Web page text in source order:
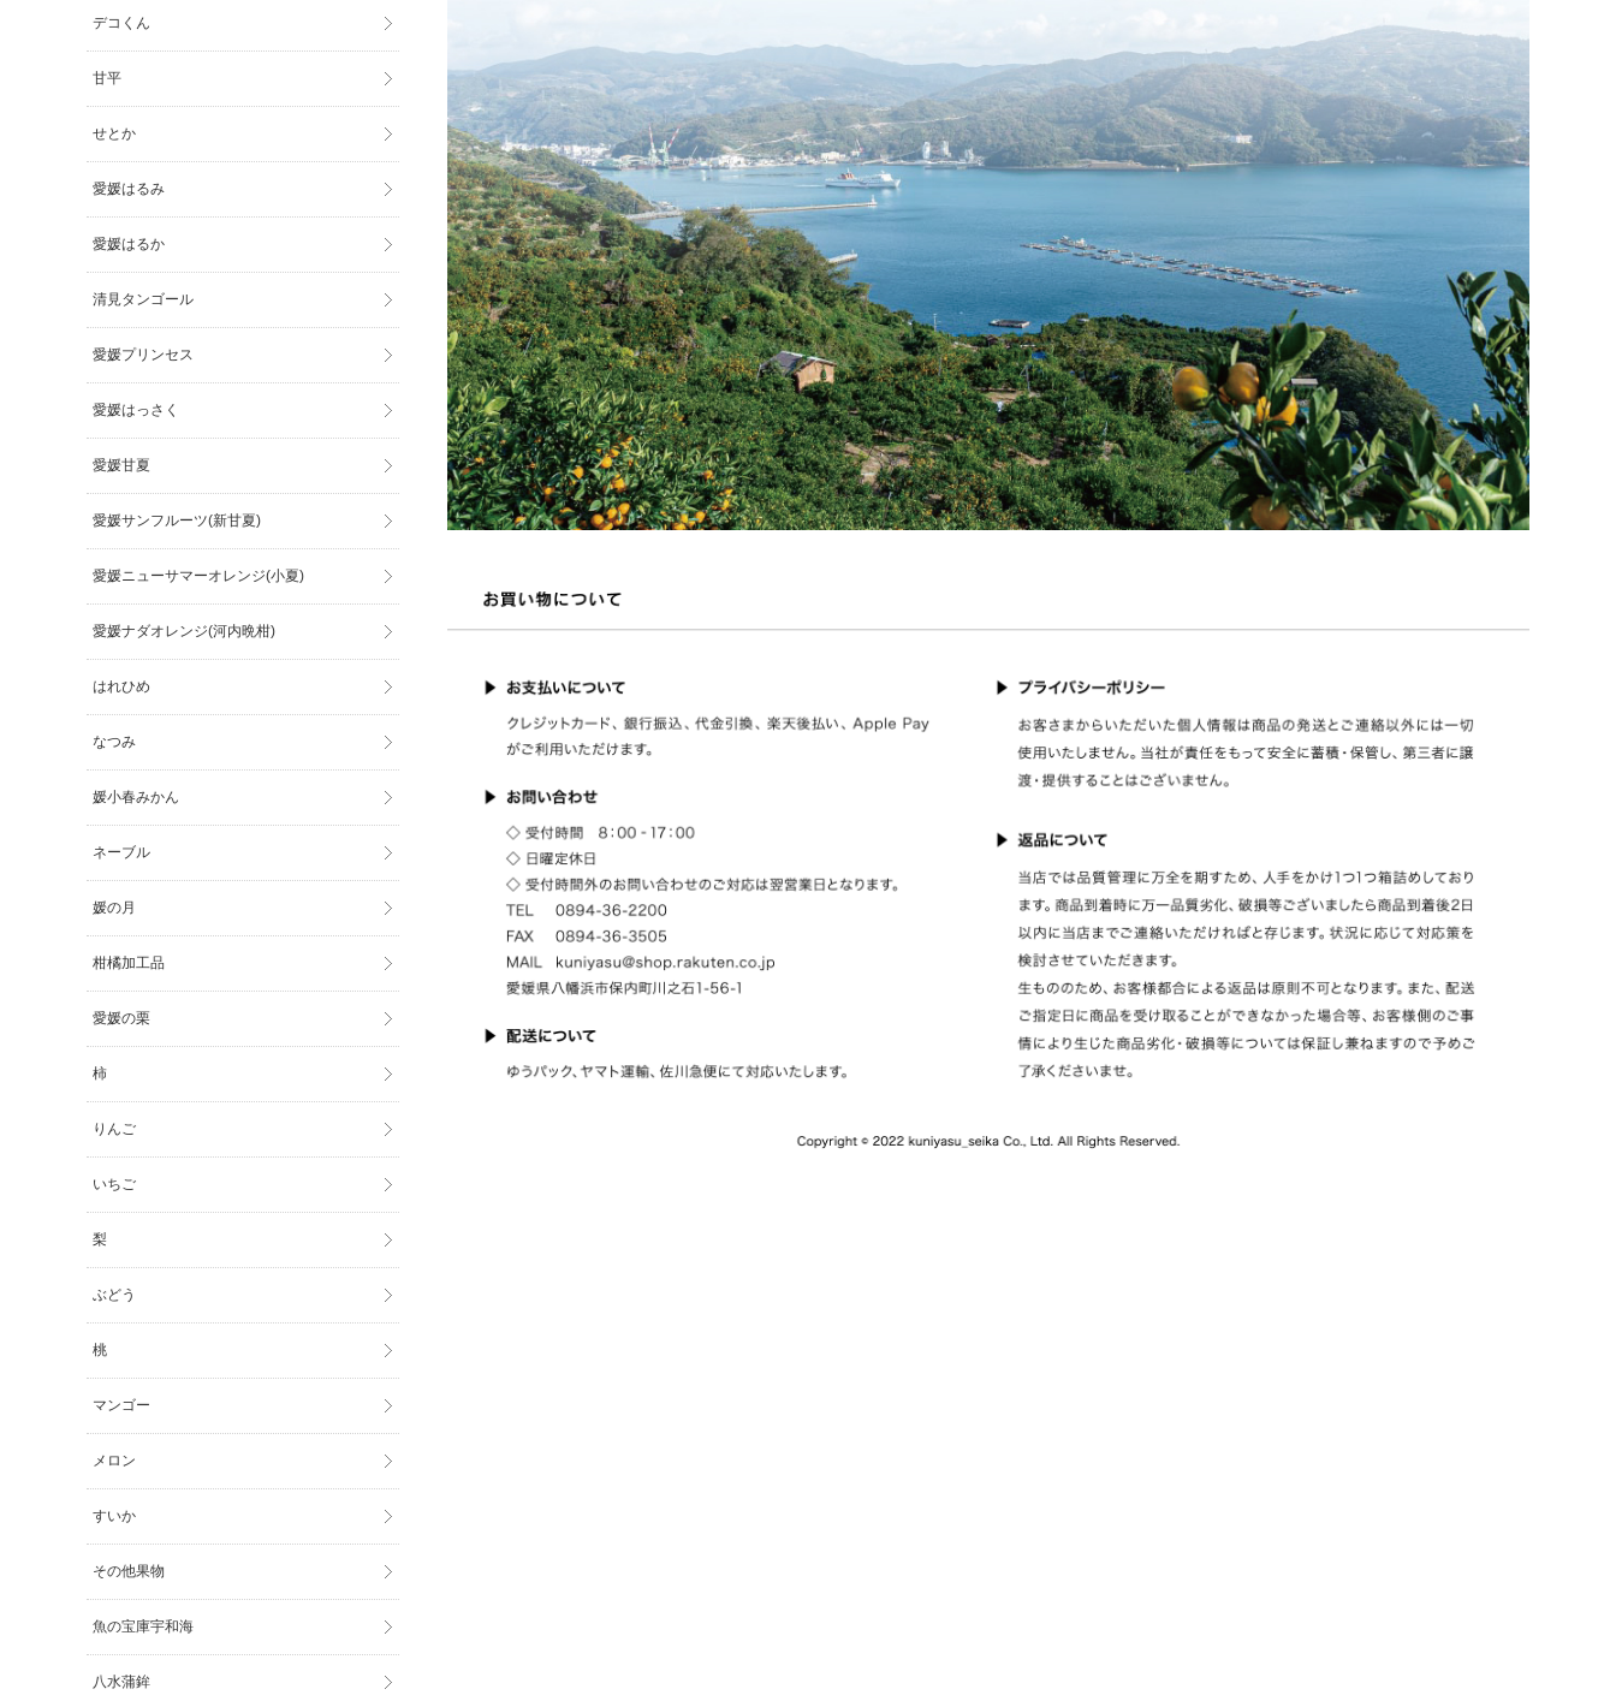
デコくん
甘平
せとか
愛媛はるみ
愛媛はるか
清見タンゴール
愛媛プリンセス
愛媛はっさく
愛媛甘夏
愛媛サンフルーツ(新甘夏)
愛媛ニューサマーオレンジ(小夏)
愛媛ナダオレンジ(河内晩柑)
はれひめ
なつみ
媛小春みかん
ネーブル
媛の月
柑橘加工品
愛媛の栗
柿
りんご
いちご
梨
ぶどう
桃
マンゴー
メロン
すいか
その他果物
魚の宝庫宇和海
八水蒲鉾